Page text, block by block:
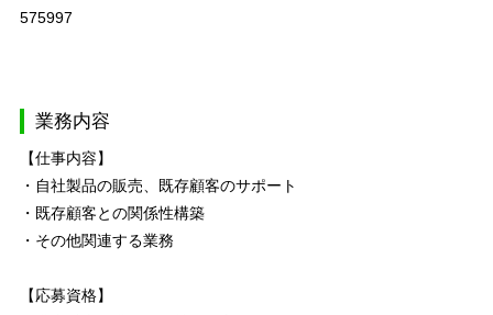
575997
業務内容
【仕事内容】
・自社製品の販売、既存顧客のサポート
・既存顧客との関係性構築
・その他関連する業務
【応募資格】